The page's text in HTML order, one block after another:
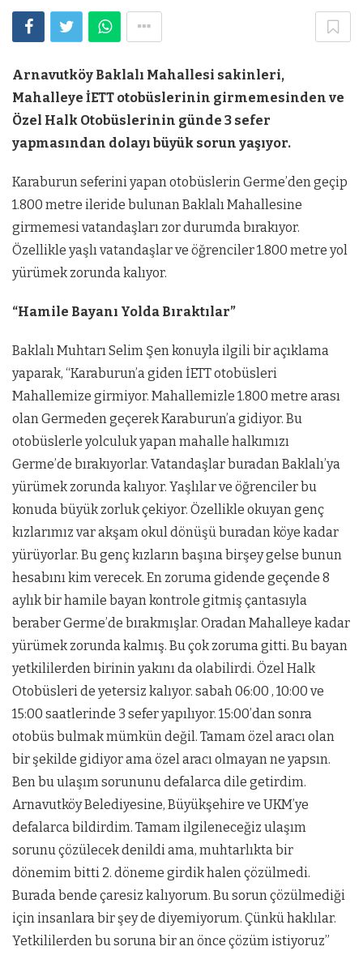
Arnavutköy Baklalı Mahallesi sakinleri,
Mahalleye İETT otobüslerinin girmemesinden ve
Özel Halk Otobüslerinin günde 3 sefer
yapmasından dolayı büyük sorun yaşıyor.
Karaburun seferini yapan otobüslerin Germe’den geçip
1.800 metre ileride bulunan Baklalı Mahallesine
girmemesi vatandaşları zor durumda bırakıyor.
Özellikle yaşlı vatandaşlar ve öğrenciler 1.800 metre yol
yürümek zorunda kalıyor.
“Hamile Bayanı Yolda Bıraktılar”
Baklalı Muhtarı Selim Şen konuyla ilgili bir açıklama
yaparak, “Karaburun’a giden İETT otobüsleri
Mahallemize girmiyor. Mahallemizle 1.800 metre arası
olan Germeden geçerek Karaburun’a gidiyor. Bu
otobüslerle yolculuk yapan mahalle halkımızı
Germe’de bırakıyorlar. Vatandaşlar buradan Baklalı’ya
yürümek zorunda kalıyor. Yaşlılar ve öğrenciler bu
konuda büyük zorluk çekiyor. Özellikle okuyan genç
kızlarımız var akşam okul dönüşü buradan köye kadar
yürüyorlar. Bu genç kızların başına birşey gelse bunun
hesabını kim verecek. En zoruma gidende geçende 8
aylık bir hamile bayan kontrole gitmiş çantasıyla
beraber Germe’de bırakmışlar. Oradan Mahalleye kadar
yürümek zorunda kalmış. Bu çok zoruma gitti. Bu bayan
yetkililerden birinin yakını da olabilirdi. Özel Halk
Otobüsleri de yetersiz kalıyor. sabah 06:00 , 10:00 ve
15:00 saatlerinde 3 sefer yapılıyor. 15:00’dan sonra
otobüs bulmak mümkün değil. Tamam özel aracı olan
bir şekilde gidiyor ama özel aracı olmayan ne yapsın.
Ben bu ulaşım sorununu defalarca dile getirdim.
Arnavutköy Belediyesine, Büyükşehire ve UKM’ye
defalarca bildirdim. Tamam ilgileneceğiz ulaşım
sorunu çözülecek denildi ama, muhtarlıkta bir
dönemim bitti 2. döneme girdik halen çözülmedi.
Burada bende çaresiz kalıyorum. Bu sorun çözülmediği
için insanlara bir şey de diyemiyorum. Çünkü haklılar.
Yetkililerden bu soruna bir an önce çözüm istiyoruz”